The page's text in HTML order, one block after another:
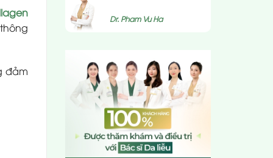
đảm
Dr. Pham Vu Ha